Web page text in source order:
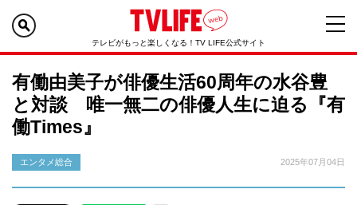
テレビがもっと楽しくなる！TV LIFE公式サイト
有働由美子が俳優生活60周年の水谷豊
と対談 唯一無二の俳優人生に迫る『有
働Times』
エンタメ総合 2025年07月04日